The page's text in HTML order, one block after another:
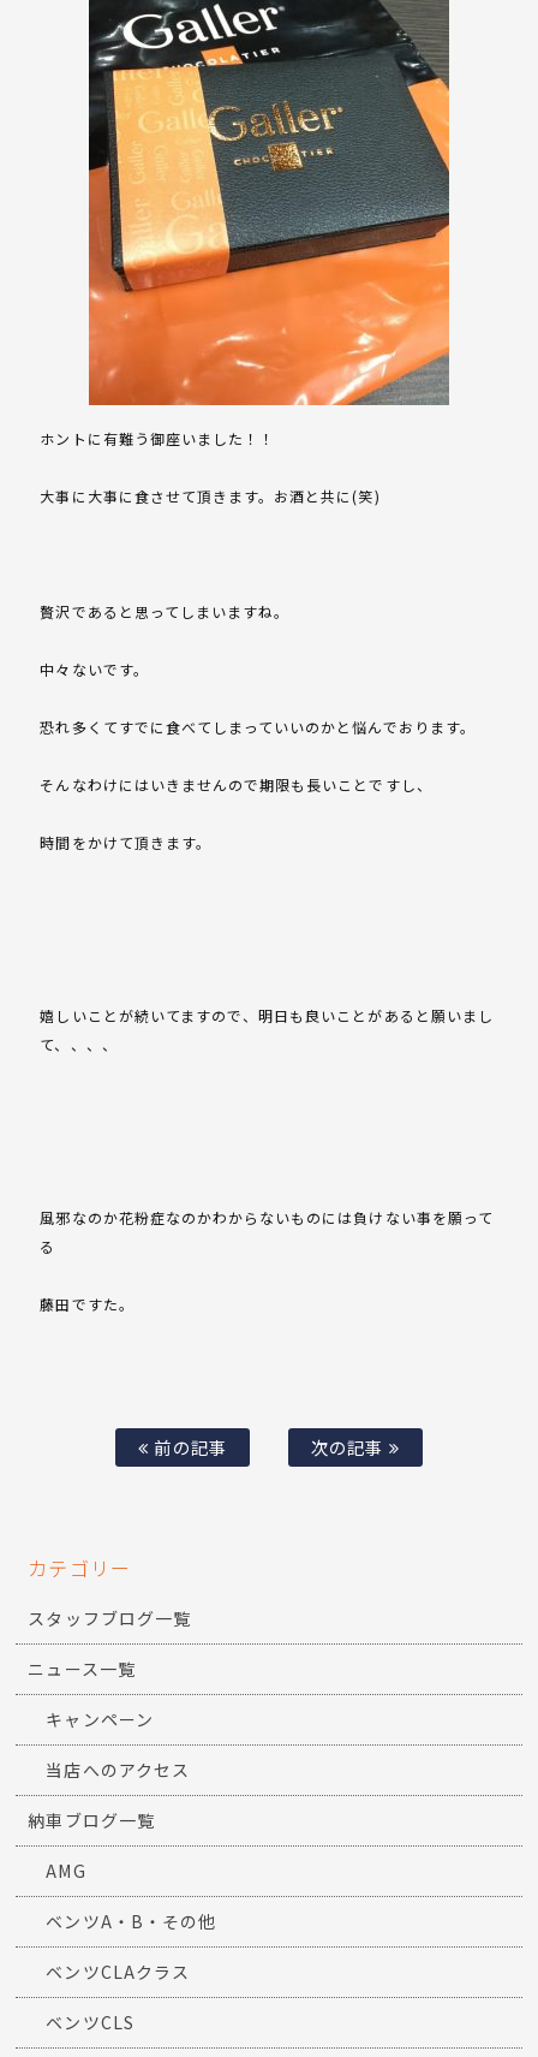
ホントに有難う御座いました！！
大事に大事に食させて頂きます。お酒と共に(笑)
贅沢であると思ってしまいますね。
中々ないです。
恐れ多くてすでに食べてしまっていいのかと悩んでおります。
そんなわけにはいきませんので期限も長いことですし、
時間をかけて頂きます。
嬉しいことが続いてますので、明日も良いことがあると願いまし
て、、、、
風邪なのか花粉症なのかわからないものには負けない事を願って
る
藤田ですた。
前の記事 次の記事
カテゴリー
スタッフブログ一覧
ニュース一覧
キャンペーン
当店へのアクセス
納車ブログ一覧
AMG
ベンツA・B・その他
ベンツCLAクラス
ベンツCLS